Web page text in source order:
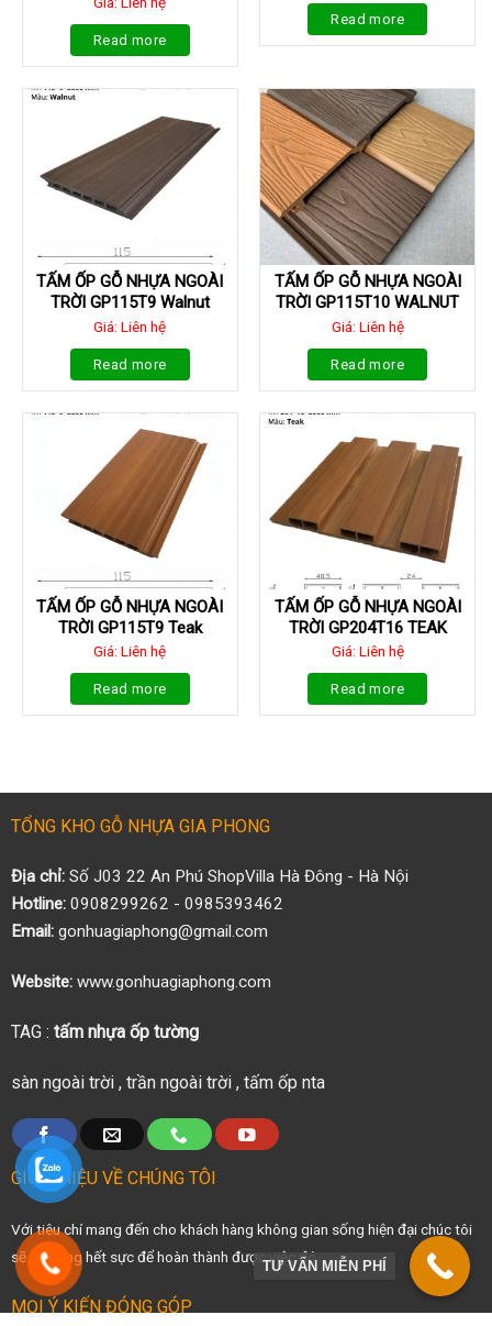
Read more
Read more
TẤM ỐP GỖ NHỰA NGOÀI
TRỜI GP115T9 Walnut
Giá: Liên hệ
Read more
TẤM ỐP GỖ NHỰA NGOÀI
TRỜI GP115T10 WALNUT
Giá: Liên hệ
Read more
TẤM ỐP GỖ NHỰA NGOÀI
TRỜI GP115T9 Teak
Giá: Liên hệ
Read more
TẤM ỐP GỖ NHỰA NGOÀI
TRỜI GP204T16 TEAK
Giá: Liên hệ
Read more
TỔNG KHO GỖ NHỰA GIA PHONG
Địa chỉ:Số J03 22 An Phú ShopVilla Hà Đông - Hà Nội
Hotline:0908299262 - 0985393462
Email:gonhuagiaphong@gmail.com
Website:www.gonhuagiaphong.com
TAG : tấm nhựa ốp tường
sàn ngoài trời, trần ngoài trời, tấm ốp nta
GIỚI THIỆU VỀ CHÚNG TÔI
Với tiêu chí mang đến cho khách hàng không gian sống hiện đại chúc tôi
sẽ cố gắng hết sực để hoàn thành được việc đó
MỌI Ý KIẾN ĐÓNG GÓP
TƯ VẤN MIỄN PHÍ